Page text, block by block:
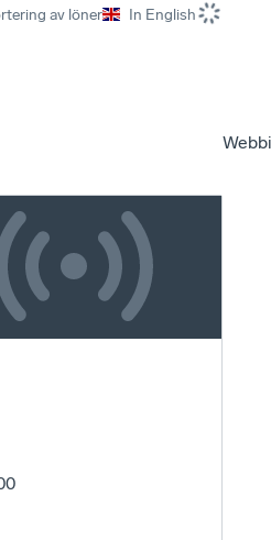
av löner In English